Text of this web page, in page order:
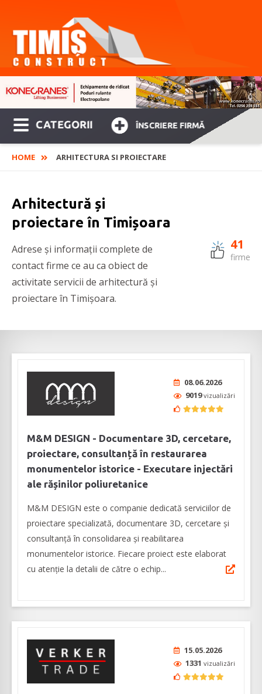
CATEGORII ÎNSCRIERE FIRMĂ
HOME ARHITECTURA SI PROIECTARE
Arhitectură și
proiectare în Timișoara
Adrese și informații complete de
contact firme ce au ca obiect de
activitate servicii de arhitectură și
proiectare în Timișoara.
41
firme
08.06.2026
9019vizualizări
M&M DESIGN - Documentare 3D, cercetare,
proiectare, consultanță în restaurarea
monumentelor istorice - Executare injectări
ale rășinilor poliuretanice
M&M DESIGN este o companie dedicată serviciilor de
proiectare specializată, documentare 3D, cercetare și
consultanță în consolidarea și reabilitarea
monumentelor istorice. Fiecare proiect este elaborat
cu atenţie la detalii de către o echip...
15.05.2026
1331 vizualizări